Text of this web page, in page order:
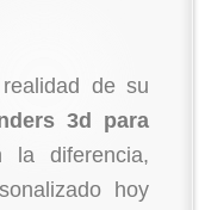
de su
3d para
diferencia,
hoy